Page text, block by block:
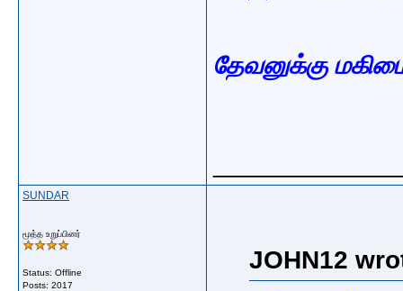
தேவனுக்கு
SUNDAR
மூத்த உறுப்பினர்
Status: Offline
Posts: 2017
JOHN12